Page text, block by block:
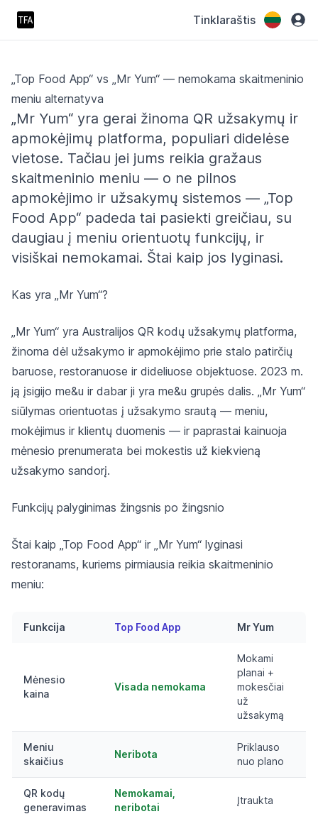
Tinklaraštis
„Top Food App“ vs „Mr Yum“ — nemokama skaitmeninio
meniu alternatyva
„Mr Yum“ yra gerai žinoma QR užsakymų ir
apmokėjimų platforma, populiari didelėse
vietose. Tačiau jei jums reikia gražaus
skaitmeninio meniu — o ne pilnos
apmokėjimo ir užsakymų sistemos — „Top
Food App“ padeda tai pasiekti greičiau, su
daugiau į meniu orientuotų funkcijų, ir
visiškai nemokamai. Štai kaip jos lyginasi.
Kas yra „Mr Yum“?
„Mr Yum“ yra Australijos QR kodų užsakymų platforma,
žinoma dėl užsakymo ir apmokėjimo prie stalo patirčių
baruose, restoranuose ir dideliuose objektuose. 2023 m.
ją įsigijo me&u ir dabar ji yra me&u grupės dalis. „Mr Yum“
siūlymas orientuotas į užsakymo srautą — meniu,
mokėjimus ir klientų duomenis — ir paprastai kainuoja
mėnesio prenumerata bei mokestis už kiekvieną
užsakymo sandorį.
Funkcijų palyginimas žingsnis po žingsnio
Štai kaip „Top Food App“ ir „Mr Yum“ lyginasi
restoranams, kuriems pirmiausia reikia skaitmeninio
meniu:
Funkcija Top Food App Mr Yum
Mėnesio
kaina
Visada nemokama
Mokami
planai +
mokesčiai
už
užsakymą
Meniu
skaičius
Neribota
Priklauso
nuo plano
QR kodų
generavimas
Nemokamai,
neribotai
Įtraukta